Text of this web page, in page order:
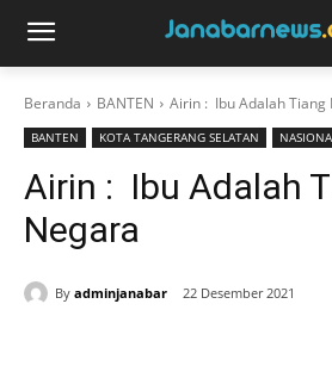
Beranda BANTEN Airin : Ibu Adalah Tiang
BANTEN KOTA TANGERANG SELATAN
Airin : Ibu Adalah
Negara
By adminjanabar 22 Desember 2021